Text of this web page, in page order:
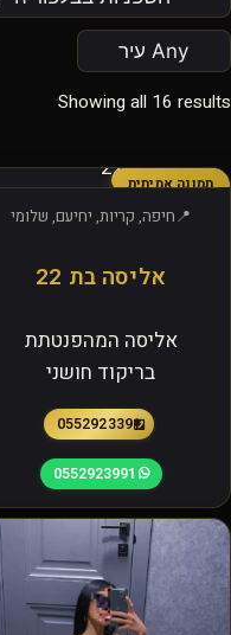
Showing all 16 results
תמונה אמיתית
חיפה, קריות, יחיעם, שלומי
אליסה בת 22
אליסה המהפנטתת
בריקוד חושני
0552923391
0552923991